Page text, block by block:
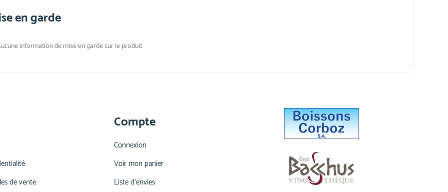
en garde
information de mise en garde sur le produit.
de vente
Compte
Connexion
Voir mon panier
Liste d'envies